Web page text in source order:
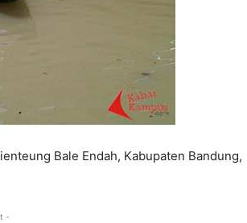
Bale Endah, Kabupaten Bandung,
-